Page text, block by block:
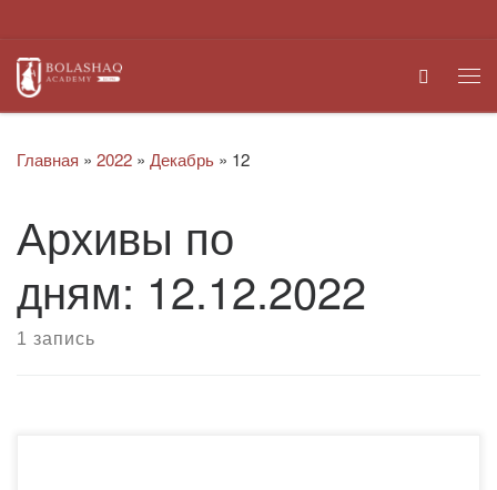
Search
Главная » 2022 » Декабрь » 12
Архивы по
дням: 12.12.2022
1 запись